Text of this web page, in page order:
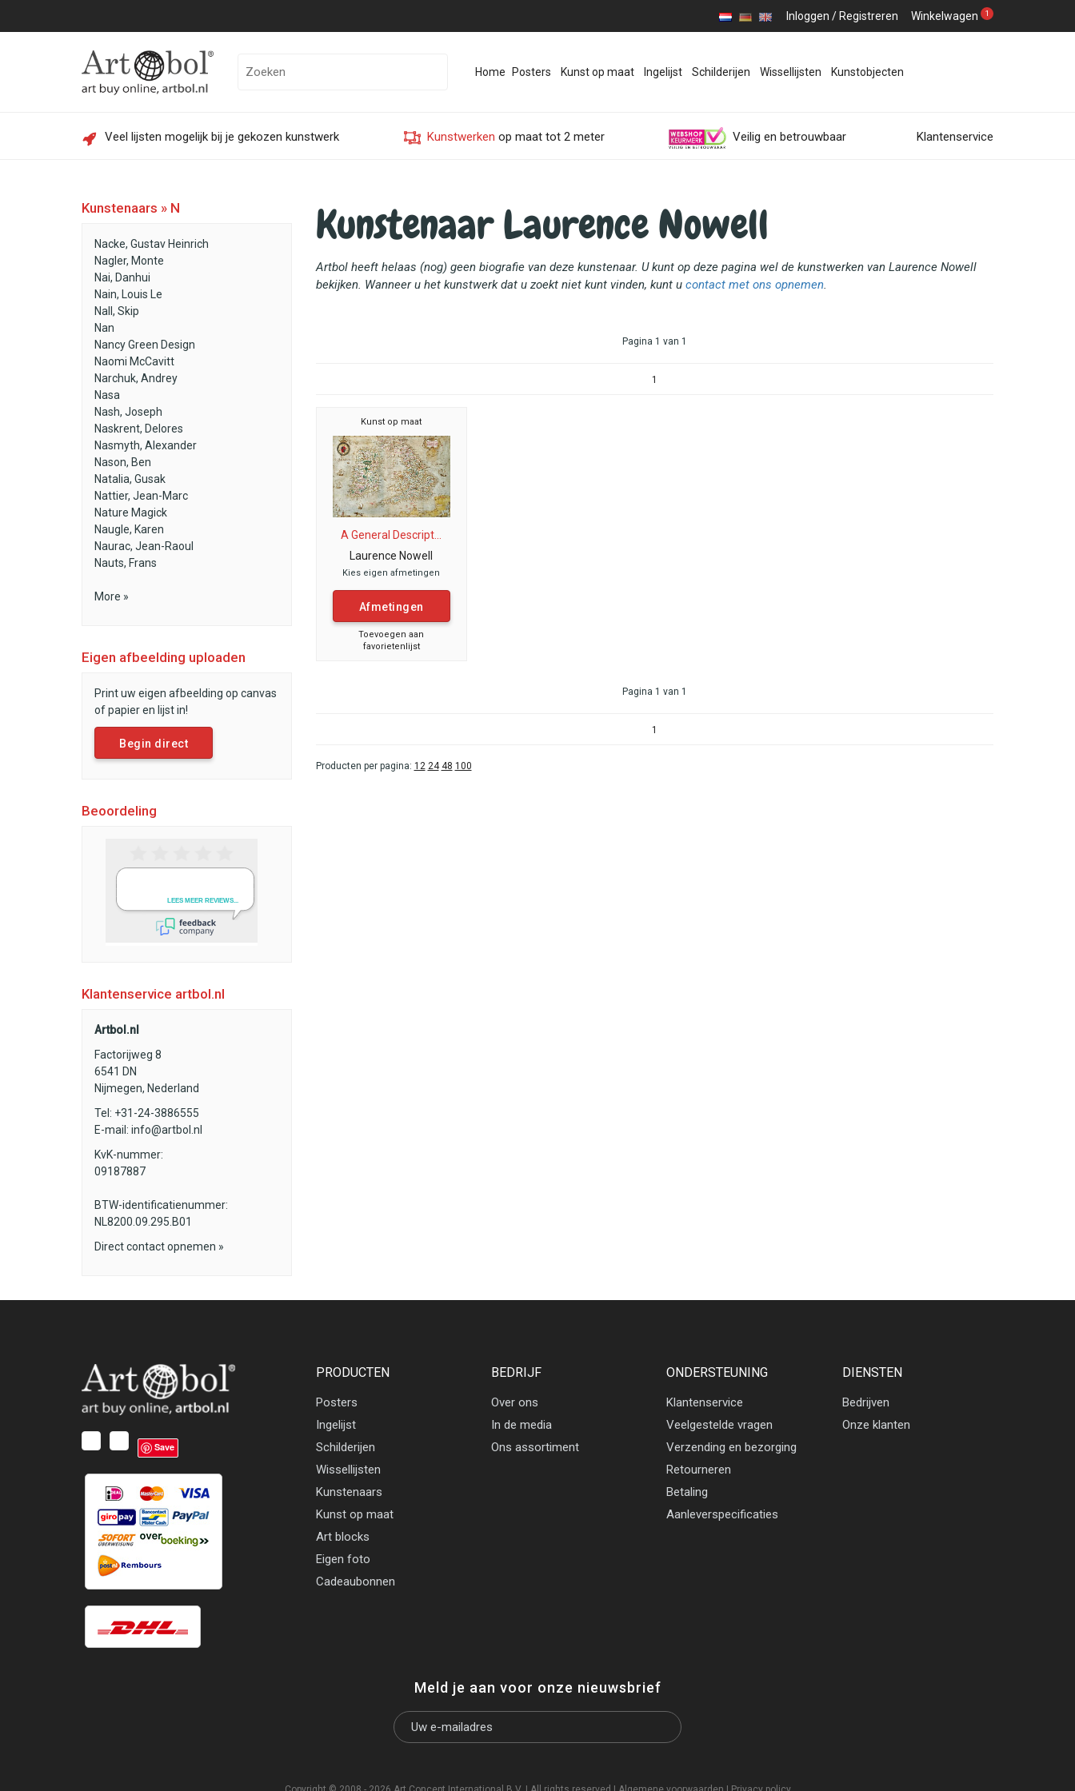
Inloggen / Registreren Winkelwagen 1
Home Posters Kunst op maat Ingelijst Schilderijen Wissellijsten Kunstobjecten
Veel lijsten mogelijk bij je gekozen kunstwerk Kunstwerken op maat tot 2 meter Veilig en betrouwbaar Klantenservice
Kunstenaars » N
Nacke, Gustav Heinrich
Nagler, Monte
Nai, Danhui
Nain, Louis Le
Nall, Skip
Nan
Nancy Green Design
Naomi McCavitt
Narchuk, Andrey
Nasa
Nash, Joseph
Naskrent, Delores
Nasmyth, Alexander
Nason, Ben
Natalia, Gusak
Nattier, Jean-Marc
Nature Magick
Naugle, Karen
Naurac, Jean-Raoul
Nauts, Frans
More »
Eigen afbeelding uploaden
Print uw eigen afbeelding op canvas
of papier en lijst in!
Begin direct
Beoordeling
Klantenservice artbol.nl
Artbol.nl
Factorijweg 8
6541 DN
Nijmegen, Nederland
Tel: +31-24-3886555
E-mail: info@artbol.nl
KvK-nummer:
09187887
BTW-identificatienummer:
NL8200.09.295.B01
Direct contact opnemen »
Kunstenaar Laurence Nowell
Artbol heeft helaas (nog) geen biografie van deze kunstenaar. U kunt op deze pagina wel de kunstwerken van Laurence Nowell
bekijken. Wanneer u het kunstwerk dat u zoekt niet kunt vinden, kunt u contact met ons opnemen.
Pagina 1 van 1
1
Kunst op maat
A General Descript...
Laurence Nowell
Kies eigen afmetingen
Afmetingen
Toevoegen aan
favorietenlijst
Pagina 1 van 1
1
Producten per pagina: 12 24 48 100
Save
PRODUCTEN
Posters
Ingelijst
Schilderijen
Wissellijsten
Kunstenaars
Kunst op maat
Art blocks
Eigen foto
Cadeaubonnen
BEDRIJF
Over ons
In de media
Ons assortiment
ONDERSTEUNING
Klantenservice
Veelgestelde vragen
Verzending en bezorging
Retourneren
Betaling
Aanleverspecificaties
DIENSTEN
Bedrijven
Onze klanten
Meld je aan voor onze nieuwsbrief